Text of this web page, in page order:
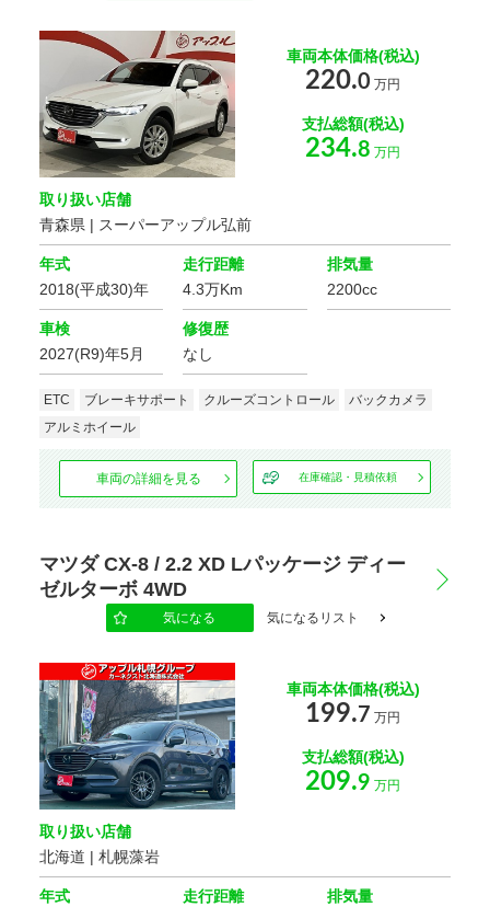
車両本体価格(税込)
220.0 万円
支払総額(税込)
234.8 万円
取り扱い店舗
青森県 | スーパーアップル弘前
年式
2018(平成30)年
走行距離
4.3万Km
排気量
2200cc
車検
2027(R9)年5月
修復歴
なし
ETC ブレーキサポート クルーズコントロール
バックカメラ
アルミホイール
車両の詳細を見る 在庫確認・見積依頼
マツダ CX-8 / 2.2 XD Lパッケージ ディー
ゼルターボ 4WD
気になる 気になるリスト
車両本体価格(税込)
199.7 万円
支払総額(税込)
209.9 万円
取り扱い店舗
北海道 | 札幌藻岩
年式
走行距離
排気量